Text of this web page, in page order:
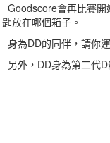
Goodscore會再比賽
匙放在哪個箱子。
身為DD的同伴，請你
另外，DD身為第二代